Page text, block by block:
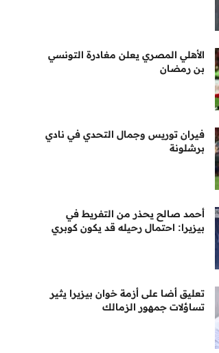
الأهلي المصري يعلن مغادرة التونسي
بن رمضان
فيران توريس وجمال التحدي في نادي
برشلونة
أحمد صالح يحذر من التفريط في
بيزيرا: احتمال رحيله قد يكون كوبري
تعليق أضا على أزمة خوان بيزيرا يثير
تساؤلات جمهور الزمالك